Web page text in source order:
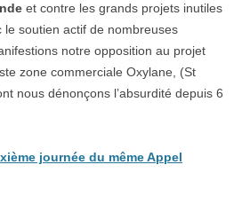
et contre les grands projets inutiles
soutien actif de nombreuses
notre opposition au projet
zone commerciale Oxylane, (St
nous dénonçons l’absurdité depuis 6
journée du mêmeAppel